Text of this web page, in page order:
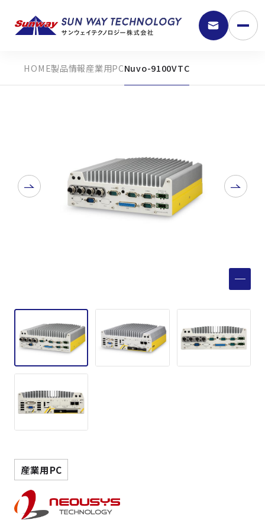
9:30 - 18:00
ニュース
取扱メーカー
サービス
事例
サポート
会社案内
製品情報産業用PCNuvo-9100VTC
産業用PC